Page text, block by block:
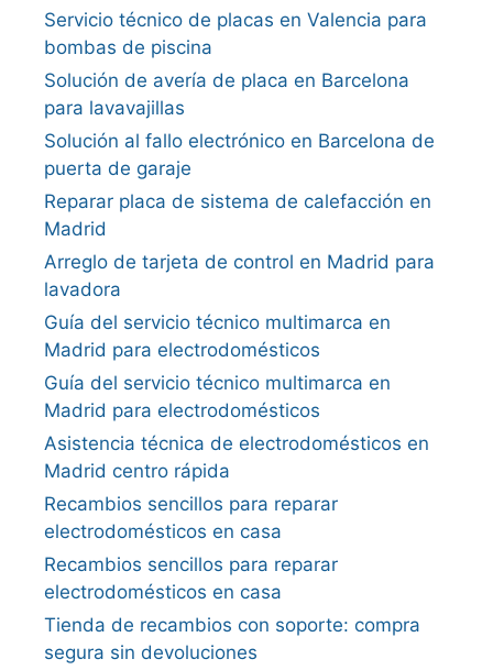
Servicio técnico de placas en Valencia para
bombas de piscina
Solución de avería de placa en Barcelona
para lavavajillas
Solución al fallo electrónico en Barcelona de
puerta de garaje
Reparar placa de sistema de calefacción en
Madrid
Arreglo de tarjeta de control en Madrid para
lavadora
Guía del servicio técnico multimarca en
Madrid para electrodomésticos
Guía del servicio técnico multimarca en
Madrid para electrodomésticos
Asistencia técnica de electrodomésticos en
Madrid centro rápida
Recambios sencillos para reparar
electrodomésticos en casa
Recambios sencillos para reparar
electrodomésticos en casa
Tienda de recambios con soporte: compra
segura sin devoluciones